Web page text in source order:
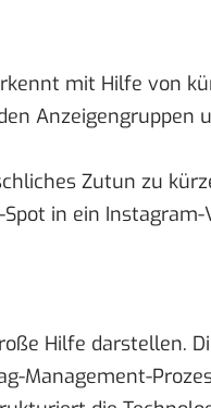
mit Hilfe von
Anzeigengruppen
Zutun zu
in ein Instagram-
Hilfe darstellen.
Management-